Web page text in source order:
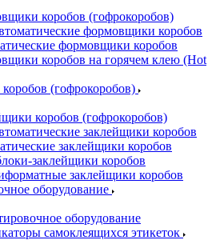
коробов (гофрокоробов)
формовщики коробов
формовщики коробов
коробов на горячем клею (Hot
(гофрокоробов)
коробов (гофрокоробов)
заклейщики коробов
заклейщики коробов
заклейщики коробов
заклейщики коробов
оборудование
оборудование
самоклеящихся этикеток